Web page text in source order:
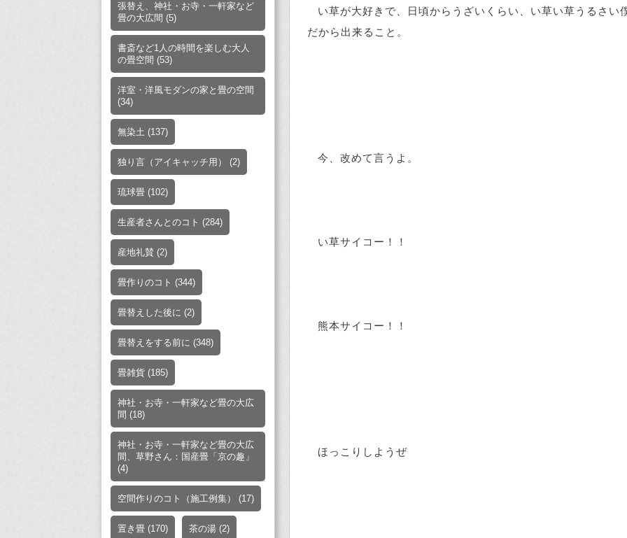
い草が大好きで、日頃からうざいくらい、い草い草うるさい
だから出来ること。
今、改めて言うよ。
い草サイコー！！
熊本サイコー！！
ほっこりしようぜ
張替え、神社・お寺・一軒家など
畳の大広間 (5)
書斎など1人の時間を楽しむ大人
の畳空間 (53)
洋室・洋風モダンの家と畳の空間
(34)
無染土 (137)
独り言（アイキャッチ用） (2)
琉球畳 (102)
生産者さんとのコト (284)
産地礼賛 (2)
畳作りのコト (344)
畳替えした後に (2)
畳替えをする前に (348)
畳雑貨 (185)
神社・お寺・一軒家など畳の大広
間 (18)
神社・お寺・一軒家など畳の大広
間、草野さん：国産畳「京の趣」
(4)
空間作りのコト（施工例集） (17)
置き畳 (170) 茶の湯 (2)